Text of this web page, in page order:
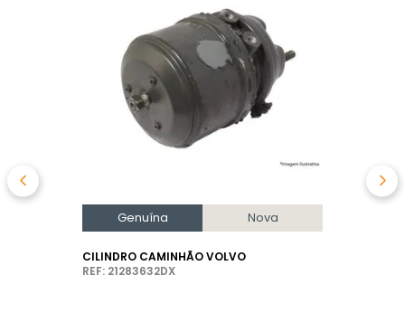
Genuína Nova
CILINDRO CAMINHÃO VOLVO
REF: 21283632DX